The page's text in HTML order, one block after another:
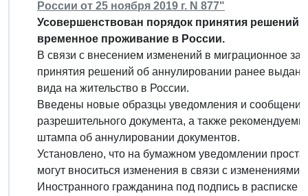
России от 25 ноября 2019 г. N 877"
Усовершенствован порядок принятия решений
временное проживание в России.
В связи с внесением изменений в миграционное
принятия решений об аннулировании ранее
вида на жительство в России.
Введены новые образцы уведомления и
разрешительного документа, а также
штампа об аннулировании документов.
Установлено, что на бумажном уведомлении
могут вноситься изменения в связи с изменениями
Иностранного гражданина под подпись в расписке